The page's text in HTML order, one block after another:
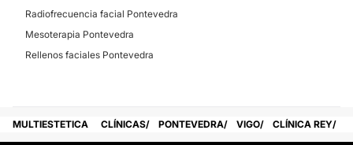
Radiofrecuencia facial Pontevedra
Mesoterapia Pontevedra
Rellenos faciales Pontevedra
MULTIESTETICA CLÍNICAS PONTEVEDRA VIGO CLÍNICA REY